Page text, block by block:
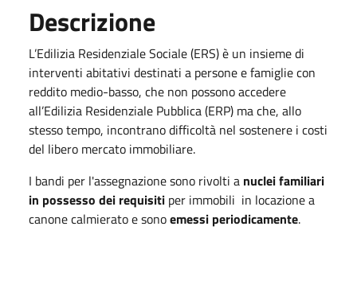
Descrizione
L’Edilizia Residenziale Sociale (ERS) è un insieme di
interventi abitativi destinati a persone e famiglie con
reddito medio-basso, che non possono accedere
all’Edilizia Residenziale Pubblica (ERP) ma che, allo
stesso tempo, incontrano difficoltà nel sostenere i costi
del libero mercato immobiliare.
I bandi per l'assegnazione sono rivolti a nuclei familiari
in possesso dei requisiti per immobili in locazione a
canone calmierato e sonoemessi periodicamente.